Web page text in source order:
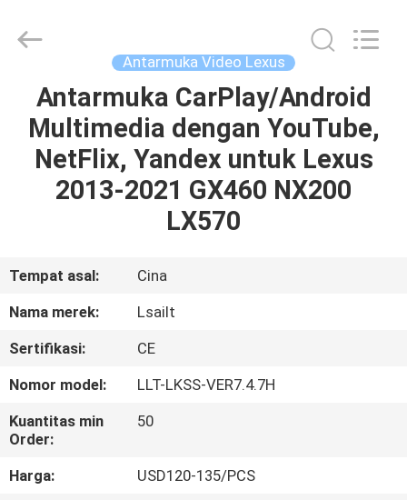
RUMAH
PRODUK
TENTANG
KAMI
TUR
PABRIK
KONTROL
KUALITAS
Electron
Co.,Ltd.
Antarmuka Video Lexus
Antarmuka CarPlay/Android
Multimedia dengan YouTube,
NetFlix, Yandex untuk Lexus
2013-2021 GX460 NX200
LX570
Tempat asal:
Cina
Nama merek:
Lsailt
Sertifikasi:
CE
Nomor model:
LLT-LKSS-VER7.4.7H
Kuantitas min
Order:
50
Harga:
USD120-135/PCS